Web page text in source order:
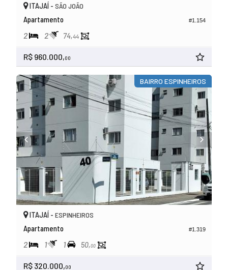
#1.154
ITAJAÍ - SÃO JOÃO
Apartamento
2 2 74,44
R$ 960.000,00
BAIRRO ESPINHEIROS
#1.319
ITAJAÍ - ESPINHEIROS
Apartamento
2 1 1 50,00
R$ 320.000,00